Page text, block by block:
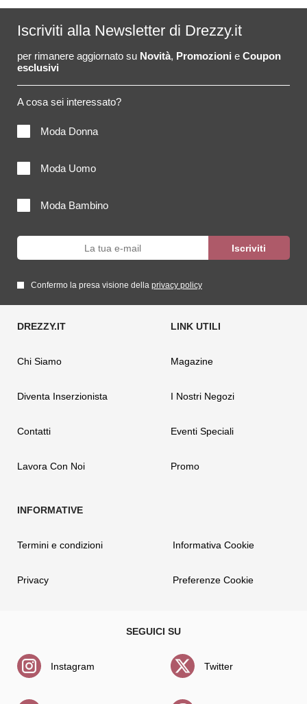
Iscriviti alla Newsletter di Drezzy.it
per rimanere aggiornato su Novità, Promozioni e Coupon
esclusivi
A cosa sei interessato?
Moda Donna
Moda Uomo
Moda Bambino
Confermo la presa visione della privacy policy
Chi Siamo
Diventa Inserzionista
Contatti
Lavora Con Noi
Magazine
I Nostri Negozi
Eventi Speciali
Promo
Termini e condizioni
Privacy
Informativa Cookie
Preferenze Cookie
Instagram Twitter